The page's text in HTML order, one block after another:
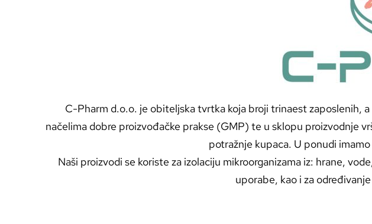
C-Pharm d.o.o. je obiteljska tvrtka koja broji trinaest zaposlenih,
načelima dobre proizvođačke prakse (GMP) te u sklopu proizvodnje
potražnje kupaca. U ponudi
Naši proizvodi se koriste za izolaciju mikroorganizama iz: hrane,
uporabe, kao i za